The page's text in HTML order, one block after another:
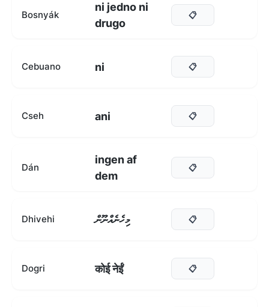
Bosnyák
ni jedno ni
drugo
📋
Cebuano ni 📋
Cseh ani 📋
Dán
ingen af
dem
📋
Dhivehi މިހެނެއްނޫން 📋
Dogri कोई नेईं 📋